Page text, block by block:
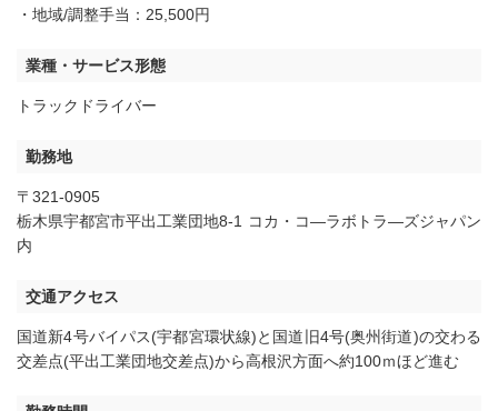
・地域/調整手当：25,500円
業種・サービス形態
トラックドライバー
勤務地
〒321-0905
栃木県宇都宮市平出工業団地8-1 コカ・コ―ラボトラ―ズジャパン
内
交通アクセス
国道新4号バイパス(宇都宮環状線)と国道旧4号(奥州街道)の交わる
交差点(平出工業団地交差点)から高根沢方面へ約100ｍほど進む